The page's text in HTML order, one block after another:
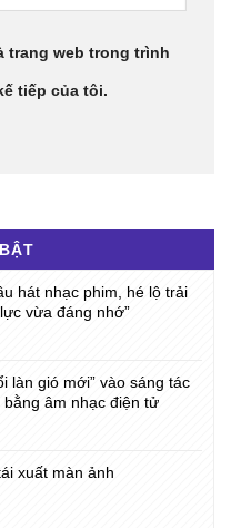
trang web trong trình
tiếp của tôi.
hát nhạc phim, hé lộ trải
vừa đáng nhớ”
làn gió mới” vào sáng tác
âm nhạc điện tử
xuất màn ảnh